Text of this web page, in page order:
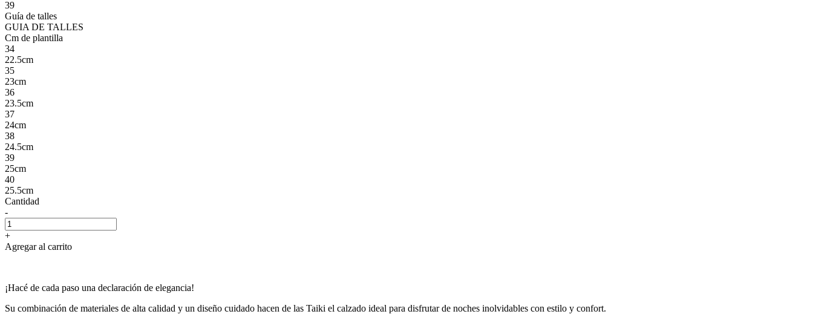
39
Guía de talles
GUIA DE TALLES
Cm de plantilla
34
22.5cm
35
23cm
36
23.5cm
37
24cm
38
24.5cm
39
25cm
40
25.5cm
Cantidad
-
+
Agregar al carrito
¡Hacé de cada paso una declaración de elegancia!
Su combinación de materiales de alta calidad y un diseño cuidado hacen de las Taiki el calzado ideal para disfrutar de noches inolvidables con estilo y confort.